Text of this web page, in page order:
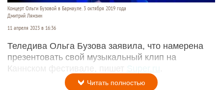
Концерт Ольги Бузовой в Барнауле. 3 октября 2019 года
Дмитрий Лямзин
11 апреля 2023 в 16:36
Теледива Ольга Бузова заявила, что намерена
презентовать свой музыкальный клип на
Каннском фестивале, пишет Super.ru
Читать полностью